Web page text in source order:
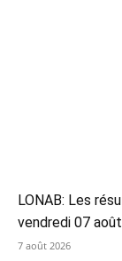
LONAB: Les
vendredi 07
7 août 2026